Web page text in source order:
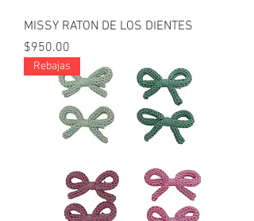
MISSY RATON DE LOS DIENTES
Precio
$950.00
Rebajas